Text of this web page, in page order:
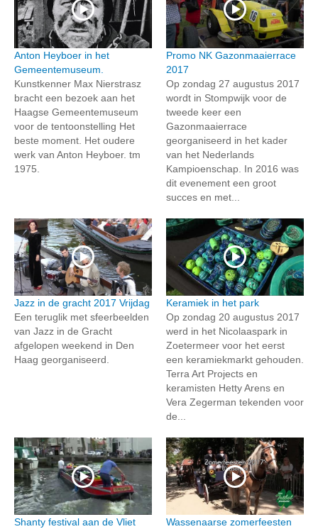
Anton Heyboer in het
Gemeentemuseum.
Kunstkenner Max Nierstrasz
bracht een bezoek aan het
Haagse Gemeentemuseum
voor de tentoonstelling Het
beste moment. Het oudere
werk van Anton Heyboer. tm
1975.
Promo NK Gazonmaaierrace
2017
Op zondag 27 augustus 2017
wordt in Stompwijk voor de
tweede keer een
Gazonmaaierrace
georganiseerd in het kader
van het Nederlands
Kampioenschap. In 2016 was
dit evenement een groot
succes en met...
Jazz in de gracht 2017 Vrijdag
Een teruglik met sfeerbeelden
van Jazz in de Gracht
afgelopen weekend in Den
Haag georganiseerd.
Keramiek in het park
Op zondag 20 augustus 2017
werd in het Nicolaaspark in
Zoetermeer voor het eerst
een keramiekmarkt gehouden.
Terra Art Projects en
keramisten Hetty Arens en
Vera Zegerman tekenden voor
de...
Shanty festival aan de Vliet
Wassenaarse zomerfeesten